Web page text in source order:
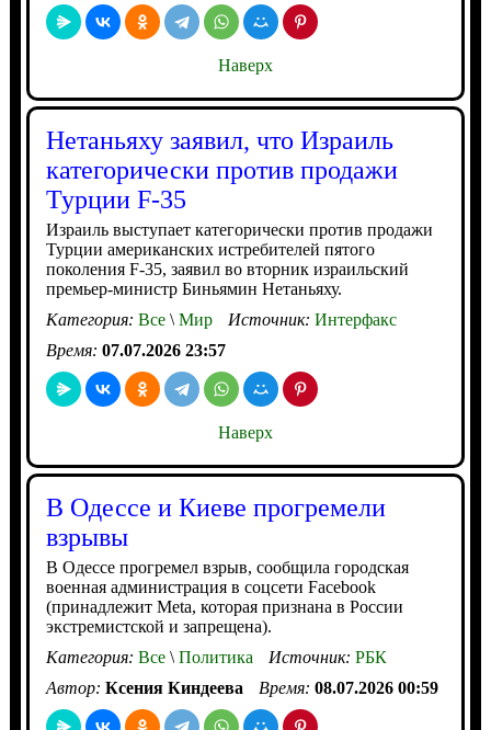
Наверх
Нетаньяху заявил, что Израиль
категорически против продажи
Турции F-35
Израиль выступает категорически против продажи
Турции американских истребителей пятого
поколения F-35, заявил во вторник израильский
премьер-министр Биньямин Нетаньяху.
Категория: Все\Мир Источник: Интерфакс
Время: 07.07.2026 23:57
Наверх
В Одессе и Киеве прогремели
взрывы
В Одессе прогремел взрыв, сообщила городская
военная администрация в соцсети Facebook
(принадлежит Meta, которая признана в России
экстремистской и запрещена).
Категория: Все\Политика Источник: РБК
Автор: Ксения Киндеева Время: 08.07.2026 00:59